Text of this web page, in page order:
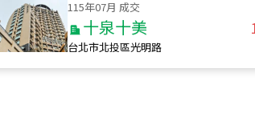
十泉十美
台北市北投區光明路